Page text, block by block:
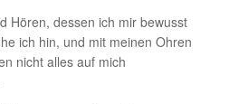
Hören, dessen ich mir bewusst
ich hin, und mit meinen Ohren
nicht alles auf mich